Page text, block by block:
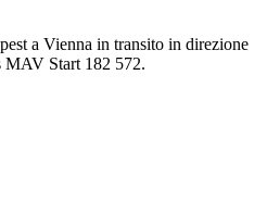
a Vienna in transito in direzione
MAV Start 182 572.